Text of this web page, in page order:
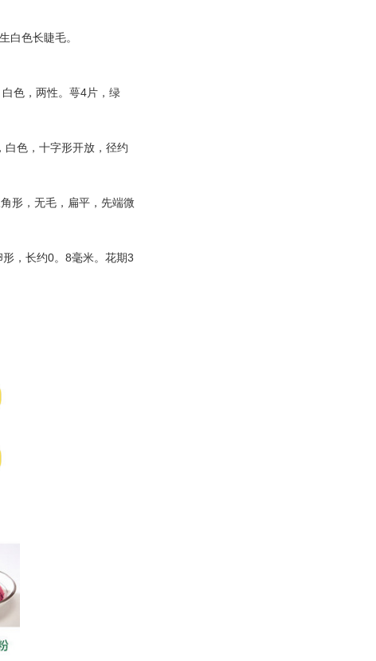
白色长睫毛。
色，两性。萼4片，绿
白色，十字形开放，径约
形，无毛，扁平，先端微
，长约0。 8毫米。花期3